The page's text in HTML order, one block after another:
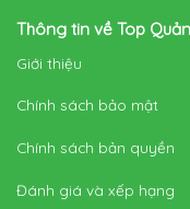
Thông tin về Top
Giới thiệu
Chính sách bảo mật
Chính sách bản quyền
Đánh giá và xếp hạng